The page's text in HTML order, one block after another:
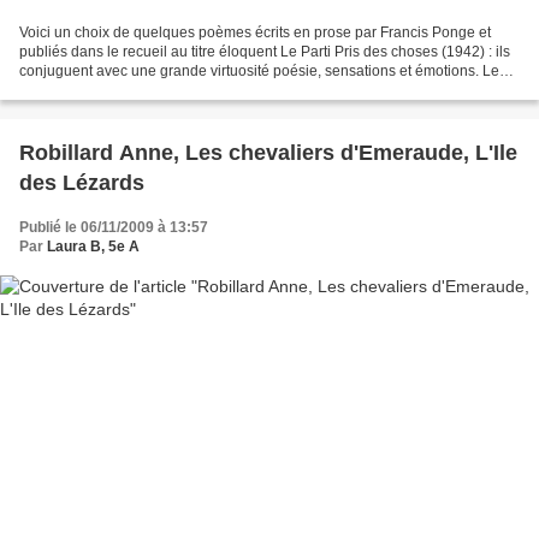
Voici un choix de quelques poèmes écrits en prose par Francis Ponge et
publiés dans le recueil au titre éloquent Le Parti Pris des choses (1942) : ils
conjuguent avec une grande virtuosité poésie, sensations et émotions. Le
Robillard Anne, Les chevaliers d'Emeraude, L'Ile
des Lézards
Publié le 06/11/2009 à 13:57
Par Laura B, 5e A